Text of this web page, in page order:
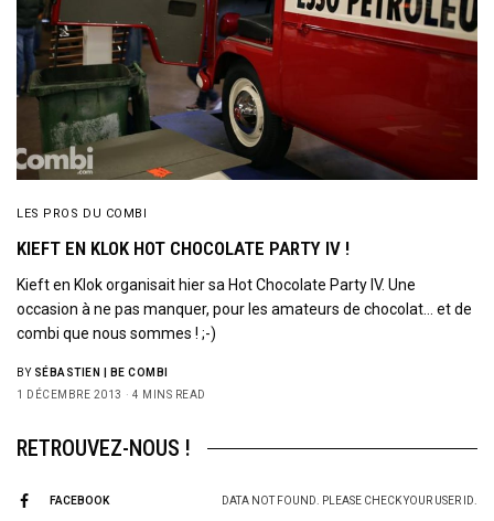
LES PROS DU COMBI
KIEFT EN KLOK HOT CHOCOLATE PARTY IV !
Kieft en Klok organisait hier sa Hot Chocolate Party IV. Une
occasion à ne pas manquer, pour les amateurs de chocolat… et de
combi que nous sommes ! ;-)
BY SÉBASTIEN | BE COMBI
1 DÉCEMBRE 2013
4 MINS READ
RETROUVEZ-NOUS !
FACEBOOK DATA NOT FOUND. PLEASE CHECK YOUR USER ID.